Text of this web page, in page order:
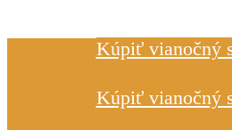
Kúpiť vianočný
Kúpiť vianočný